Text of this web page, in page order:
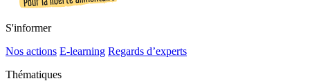
S'informer
Nos actions E-learning Regards d’experts
Thématiques